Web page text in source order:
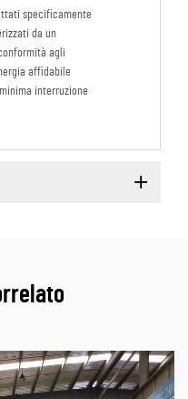
specificamente
da un
agli
affidabile
interruzione